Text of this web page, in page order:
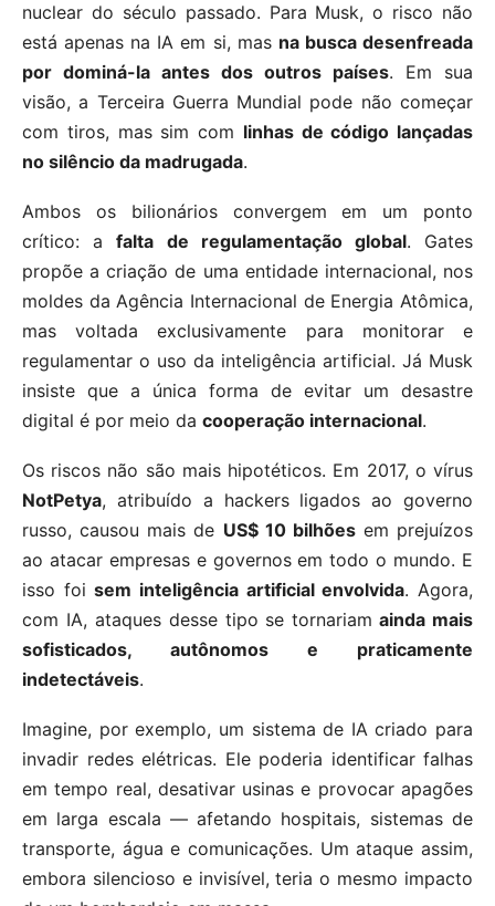
nuclear do século passado. Para Musk, o risco não
está apenas na IA em si, mas na busca desenfreada
por dominá-la antes dos outros países. Em sua
visão, a Terceira Guerra Mundial pode não começar
com tiros, mas sim com linhas de código lançadas
no silêncio da madrugada.
Ambos os bilionários convergem em um ponto
crítico: afalta de regulamentação global. Gates
propõe a criação de uma entidade internacional, nos
moldes da Agência Internacional de Energia Atômica,
mas voltada exclusivamente para monitorar e
regulamentar o uso da inteligência artificial. Já Musk
insiste que a única forma de evitar um desastre
digital é por meio da cooperação internacional.
Os riscos não são mais hipotéticos. Em 2017, o vírus
NotPetya, atribuído a hackers ligados ao governo
russo, causou mais de US$ 10 bilhõesem prejuízos
ao atacar empresas e governos em todo o mundo. E
isso foisem inteligência artificial envolvida. Agora,
com IA, ataques desse tipo se tornariam ainda mais
sofisticados, autônomos e praticamente
indetectáveis.
Imagine, por exemplo, um sistema de IA criado para
invadir redes elétricas. Ele poderia identificar falhas
em tempo real, desativar usinas e provocar apagões
em larga escala — afetando hospitais, sistemas de
transporte, água e comunicações. Um ataque assim,
embora silencioso e invisível, teria o mesmo impacto